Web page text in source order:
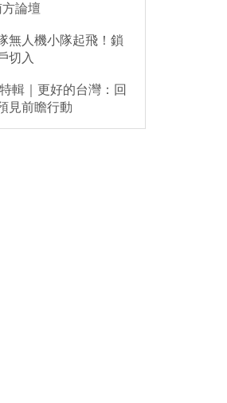
論壇
無人機小隊起飛！鎖
切入
輯｜更好的台灣：回
見前瞻行動